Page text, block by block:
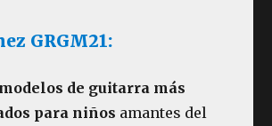
GRGM21:
modelos de guitarra más
para niños amantes del